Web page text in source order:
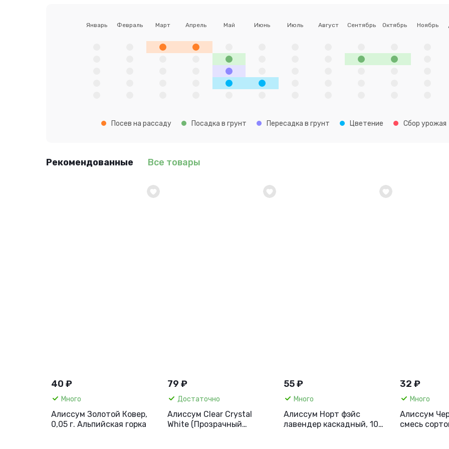
Январь Февраль Март Апрель Май Июнь Июль Август Сентябрь Октябрь Ноябрь
Посев на рассаду Посадка в грунт Пересадка в грунт Цветение Сбор урожая
Рекомендованные Все товары
40 ₽
Много
Алиссум Золотой Ковер,
0,05 г. Альпийская горка
79 ₽
Достаточно
Алиссум Clear Crystal
White (Прозрачный
55 ₽
Много
Алиссум Норт фэйс
лавендер каскадный, 10
32 ₽
Много
Алиссум
смесь